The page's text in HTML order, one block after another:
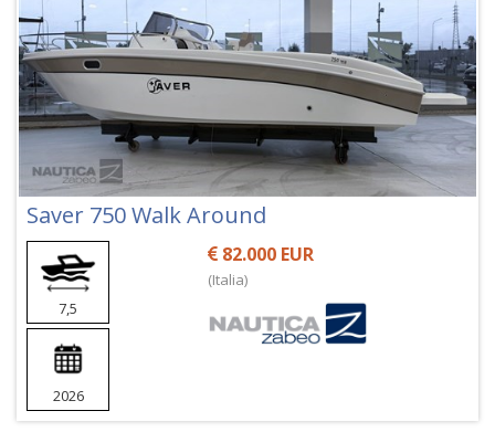
Saver 750 Walk Around
7,5
2026
82.000 EUR
(Italia)